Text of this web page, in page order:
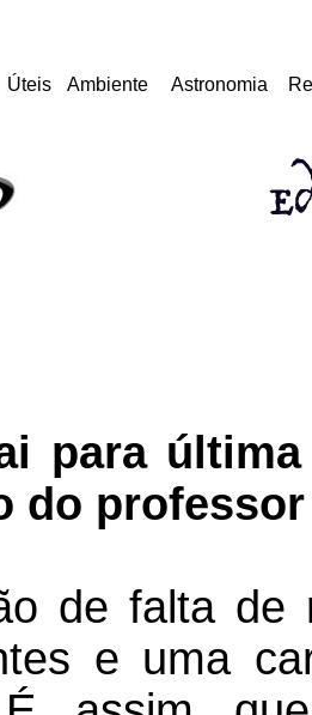
Úteis Ambiente Astronomia
para
do professor
de falta de
e uma